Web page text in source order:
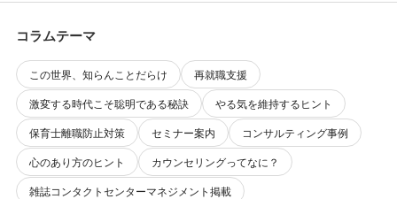
コラムテーマ
この世界、知らんことだらけ
再就職支援
激変する時代こそ聡明である秘訣
やる気を維持するヒント
保育士離職防止対策
セミナー案内
コンサルティング事例
心のあり方のヒント
カウンセリングってなに？
雑誌コンタクトセンターマネジメント掲載